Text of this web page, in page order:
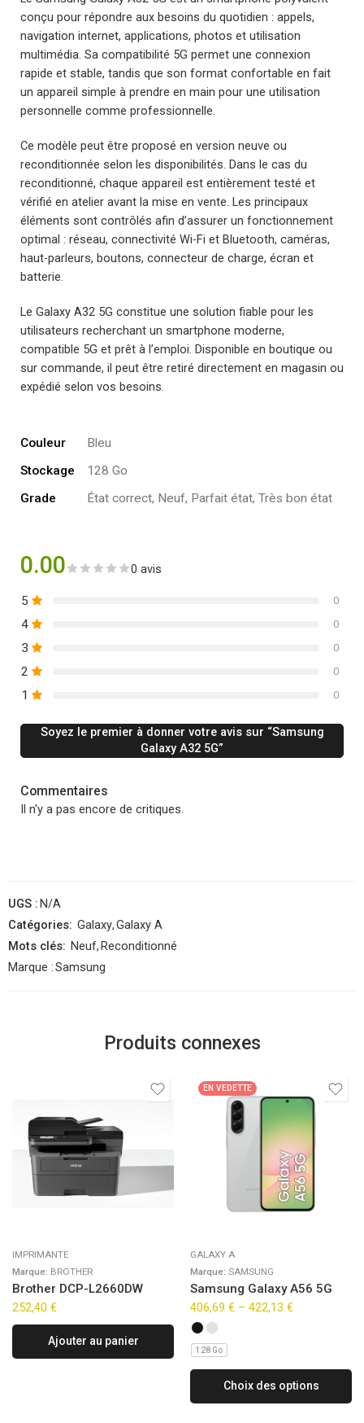
conçu pour répondre aux besoins du quotidien : appels,
navigation internet, applications, photos et utilisation
multimédia. Sa compatibilité 5G permet une connexion
rapide et stable, tandis que son format confortable en fait
un appareil simple à prendre en main pour une utilisation
personnelle comme professionnelle.
Ce modèle peut être proposé en version neuve ou
reconditionnée selon les disponibilités. Dans le cas du
reconditionné, chaque appareil est entièrement testé et
vérifié en atelier avant la mise en vente. Les principaux
éléments sont contrôlés afin d’assurer un fonctionnement
optimal : réseau, connectivité Wi-Fi et Bluetooth, caméras,
haut-parleurs, boutons, connecteur de charge, écran et
batterie.
Le Galaxy A32 5G constitue une solution fiable pour les
utilisateurs recherchant un smartphone moderne,
compatible 5G et prêt à l’emploi. Disponible en boutique ou
sur commande, il peut être retiré directement en magasin ou
expédié selon vos besoins.
Couleur
Bleu
Stockage
128 Go
Grade
État correct, Neuf, Parfait état, Très bon état
0.00 0 avis
5 0
4 0
3 0
2 0
1 0
Soyez le premier à donner votre avis sur “Samsung
Galaxy A32 5G”
Commentaires
Il n'y a pas encore de critiques.
UGS : N/A
Catégories: Galaxy,Galaxy A
Mots clés: Neuf, Reconditionné
Marque :Samsung
Produits connexes
IMPRIMANTE
Marque: BROTHER
Brother DCP-L2660DW
252,40 €
Ajouter au panier
EN VEDETTE
GALAXY A
Marque: SAMSUNG
Samsung Galaxy A56 5G
406,69 € – 422,13 €
128 Go
Choix des options